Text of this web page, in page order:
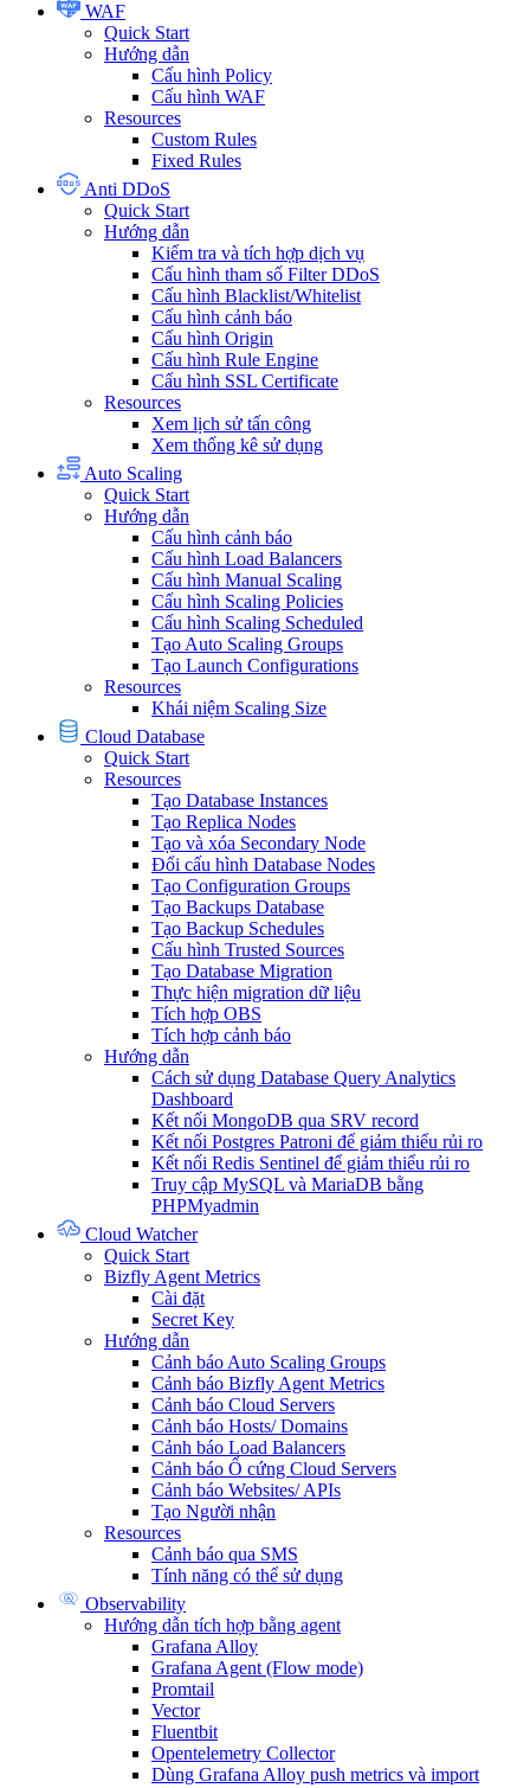
WAF
Quick Start
Hướng dẫn
Cấu hình Policy
Cấu hình WAF
Resources
Custom Rules
Fixed Rules
Anti DDoS
Quick Start
Hướng dẫn
Kiểm tra và tích hợp dịch vụ
Cấu hình tham số Filter DDoS
Cấu hình Blacklist/Whitelist
Cấu hình cảnh báo
Cấu hình Origin
Cấu hình Rule Engine
Cấu hình SSL Certificate
Resources
Xem lịch sử tấn công
Xem thống kê sử dụng
Auto Scaling
Quick Start
Hướng dẫn
Cấu hình cảnh báo
Cấu hình Load Balancers
Cấu hình Manual Scaling
Cấu hình Scaling Policies
Cấu hình Scaling Scheduled
Tạo Auto Scaling Groups
Tạo Launch Configurations
Resources
Khái niệm Scaling Size
Cloud Database
Quick Start
Resources
Tạo Database Instances
Tạo Replica Nodes
Tạo và xóa Secondary Node
Đổi cấu hình Database Nodes
Tạo Configuration Groups
Tạo Backups Database
Tạo Backup Schedules
Cấu hình Trusted Sources
Tạo Database Migration
Thực hiện migration dữ liệu
Tích hợp OBS
Tích hợp cảnh báo
Hướng dẫn
Cách sử dụng Database Query Analytics
Dashboard
Kết nối MongoDB qua SRV record
Kết nối Postgres Patroni để giảm thiểu rủi ro
Kết nối Redis Sentinel để giảm thiểu rủi ro
Truy cập MySQL và MariaDB bằng
PHPMyadmin
Cloud Watcher
Quick Start
Bizfly Agent Metrics
Cài đặt
Secret Key
Hướng dẫn
Cảnh báo Auto Scaling Groups
Cảnh báo Bizfly Agent Metrics
Cảnh báo Cloud Servers
Cảnh báo Hosts/ Domains
Cảnh báo Load Balancers
Cảnh báo Ổ cứng Cloud Servers
Cảnh báo Websites/ APIs
Tạo Người nhận
Resources
Cảnh báo qua SMS
Tính năng có thể sử dụng
Observability
Hướng dẫn tích hợp bằng agent
Grafana Alloy
Grafana Agent (Flow mode)
Promtail
Vector
Fluentbit
Opentelemetry Collector
Dùng Grafana Alloy push metrics và import